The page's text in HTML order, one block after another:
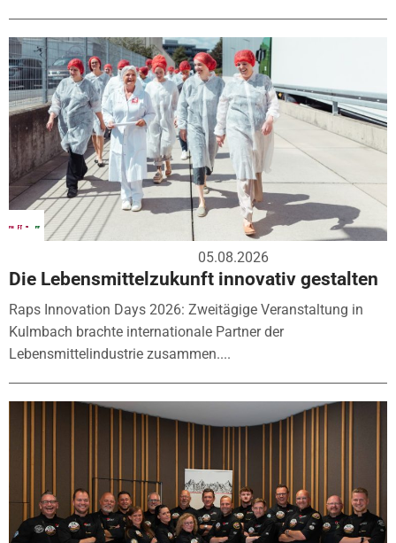
05.08.2026
Die Lebensmittelzukunft innovativ gestalten
Raps Innovation Days 2026: Zweitägige Veranstaltung in
Kulmbach brachte internationale Partner der
Lebensmittelindustrie zusammen....